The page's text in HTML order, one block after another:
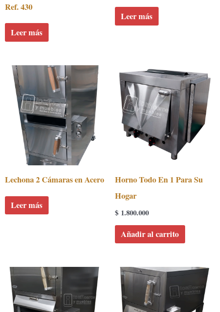
Ref. 430
Leer más
Leer más
Lechona 2 Cámaras en Acero
Leer más
Horno Todo En 1 Para Su
Hogar
$ 1.800.000
Añadir al carrito